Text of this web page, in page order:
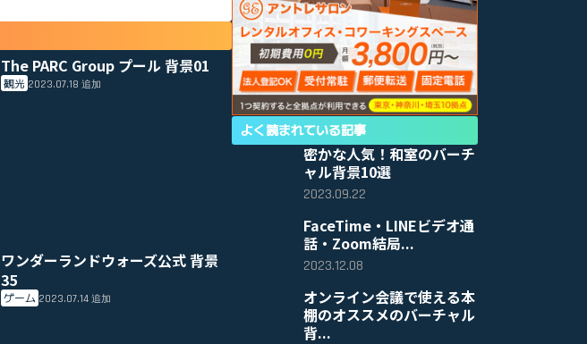
The PARC Group プール 背景01
観光 2023.07.18追加
ワンダーランドウォーズ公式 背景
35
ゲーム 2023.07.14追加
よく読まれている記事
密かな人気！和室のバーチ
ャル背景10選
2023.09.22
FaceTime・LINEビデオ通
話・Zoom結局...
2023.12.08
オンライン会議で使える本
棚のオススメのバーチャル
背...